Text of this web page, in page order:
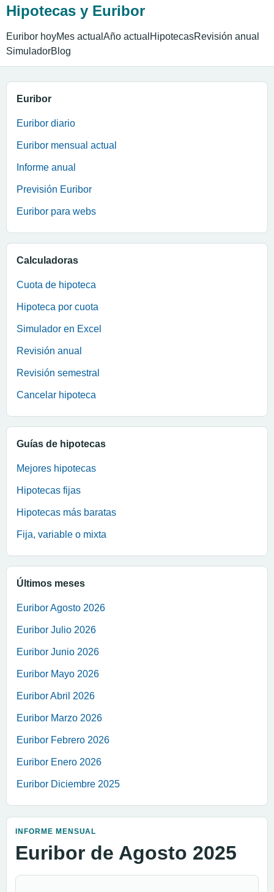
Hipotecas y Euribor
Euribor hoyMes actual Año actual HipotecasRevisión anual
SimuladorBlog
Euribor
Euribor diario
Euribor mensual actual
Informe anual
Previsión Euribor
Euribor para webs
Calculadoras
Cuota de hipoteca
Hipoteca por cuota
Simulador en Excel
Revisión anual
Revisión semestral
Cancelar hipoteca
Guías de hipotecas
Mejores hipotecas
Hipotecas fijas
Hipotecas más baratas
Fija, variable o mixta
Últimos meses
Euribor Agosto 2026
Euribor Julio 2026
Euribor Junio 2026
Euribor Mayo 2026
Euribor Abril 2026
Euribor Marzo 2026
Euribor Febrero 2026
Euribor Enero 2026
Euribor Diciembre 2025
INFORME MENSUAL
Euribor de Agosto 2025